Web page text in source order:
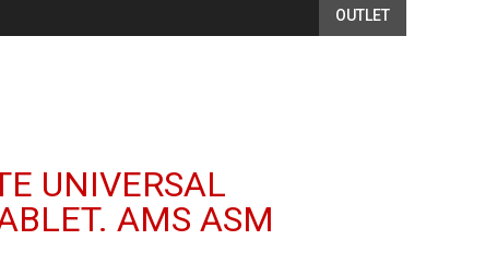
OUTLET
UNIVERSAL
AMS ASM